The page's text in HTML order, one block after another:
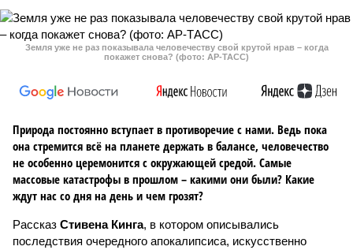
Земля уже не раз показывала человечеству свой крутой нрав – когда
покажет снова? (фото: АР-ТАСС)
Природа постоянно вступает в противоречие с нами. Ведь пока
она стремится всё на планете держать в балансе, человечество
не особенно церемонится с окружающей средой. Самые
массовые катастрофы в прошлом – какими они были? Какие
ждут нас со дня на день и чем грозят?
Рассказ Стивена Кинга, в котором описывались
последствия очередного апокалипсиса, искусственно